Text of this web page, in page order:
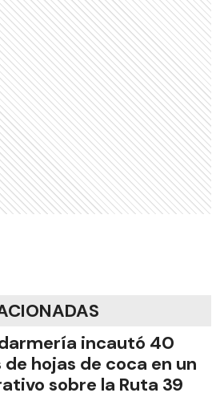
incautó 40
de hojas de coca en un
sobre la Ruta 39